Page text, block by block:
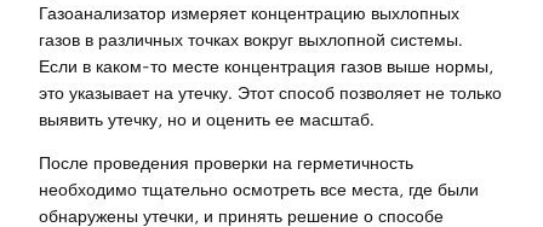
Газоанализатор измеряет концентрацию выхлопных
газов в различных точках вокруг выхлопной системы.
Если в каком-то месте концентрация газов выше нормы,
это указывает на утечку. Этот способ позволяет не только
выявить утечку, но и оценить ее масштаб.
После проведения проверки на герметичность
необходимо тщательно осмотреть все места, где были
обнаружены утечки, и принять решение о способе